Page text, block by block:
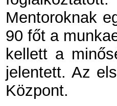
Mentoroknak
90 főt a
kellett a
jelentett. Az
Központ.